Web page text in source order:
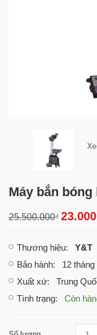
Máy bắn bóng
25.500.000₫
Thương hiệu: Y&T
Bảo hành: 12 tháng
Xuất xứ: Trung
Tình trạng: Còn